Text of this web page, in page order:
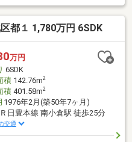
まい探しをサポートさせて
地所へお問い合わせくださ
都１ 1,780万円 6SDK
万円
6SDK
積142.76m2
積401.58m2
1976年2月(築50年7ヶ月)
Ｒ日豊本線 南小倉駅 徒歩25分
交通